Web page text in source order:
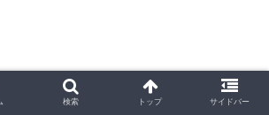
検索 トップ サイドバー